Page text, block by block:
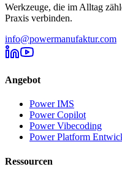
Werkzeuge, die im Alltag
Praxis verbinden.
info@powermanufaktur.com
Angebot
Power IMS
Power Copilot
Power Vibecoding
Power Platform
Ressourcen